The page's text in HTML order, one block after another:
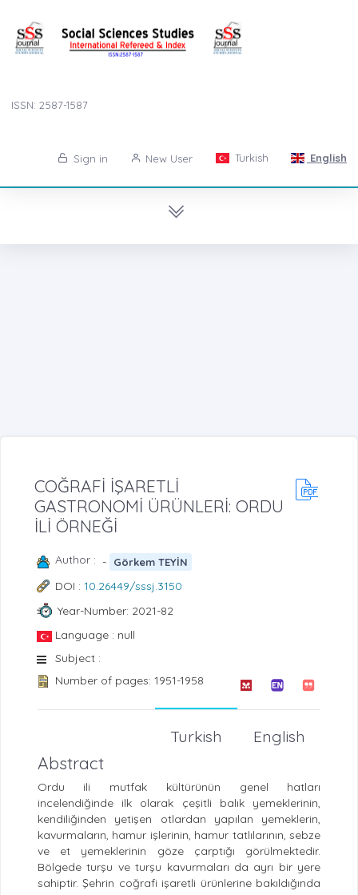
ISSN: 2587-1587
Sign in New User Turkish English
COĞRAFİ İŞARETLİ
GASTRONOMİ ÜRÜNLERİ: ORDU
İLİ ÖRNEĞİ
Author : - Görkem TEYİN
DOI : 10.26449/sssj.3150
Year-Number: 2021-82
Language : null
Subject :
Number of pages: 1951-1958
English
Turkish
Abstract
Ordu ili mutfak kültürünün genel hatları
incelendiğinde ilk olarak çeşitli balık yemeklerinin,
kendiliğinden yetişen otlardan yapılan yemeklerin,
kavurmaların, hamur işlerinin, hamur tatlılarının, sebze
ve et yemeklerinin göze çarptığı görülmektedir.
Bölgede turşu ve turşu kavurmaları da ayrı bir yere
sahiptir. Şehrin coğrafi işaretli ürünlerine bakıldığında